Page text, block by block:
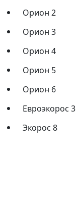
Орион 2
Орион 3
Орион 4
Орион 5
Орион 6
Евроэкорос 3
Экорос 8